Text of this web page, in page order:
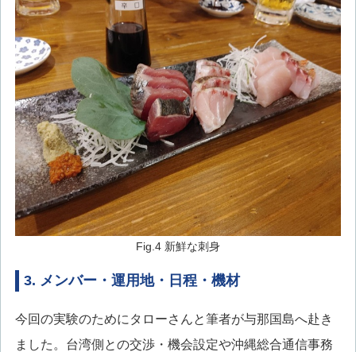
Fig.4 新鮮な刺身
3. メンバー・運用地・日程・機材
今回の実験のためにタローさんと筆者が与那国島へ赴き
ました。台湾側との交渉・機会設定や沖縄総合通信事務